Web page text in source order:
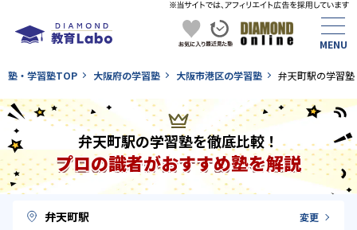
塾・学習塾TOP 大阪府の学習塾 大阪市港区の学習塾 弁天町駅の学習塾
弁天町駅の学習塾を徹底比較！
プロの識者がおすすめ塾を解説
弁天町駅 変更